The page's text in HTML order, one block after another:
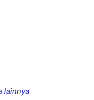
lainnya